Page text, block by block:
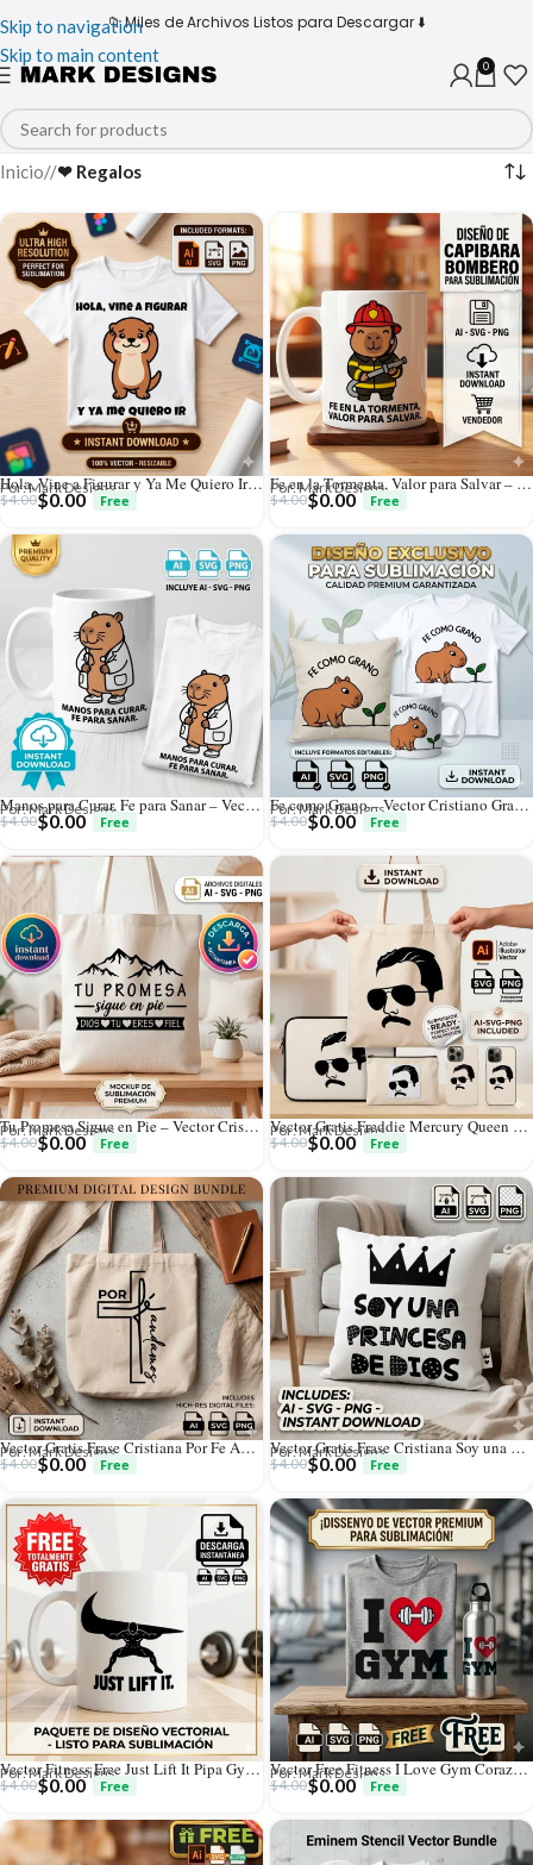
Skip to navigation
Skip to main content
📁 Miles de Archivos Listos para Descargar ⬇️
0
Inicio/ ❤ Regalos
Hola, Vine a Figurar y Ya Me Quiero Ir – Vector Nutria GRATIS para Sublimar
Por: Mark Designs
$4.00$0.00
Fe en la Tormenta, Valor para Salvar – Vector Cristiano Capibara Bombero GRATIS para Sublimar
Por: Mark Designs
$4.00$0.00
Manos para Curar, Fe para Sanar – Vector Cristiano Gratis Capibara Médico para Sublimar
Por: Mark Designs
$4.00$0.00
Fe como Grano – Vector Cristiano Gratis Capibara para Sublimar
Por: Mark Designs
$4.00$0.00
Tu Promesa Sigue en Pie – Vector Cristiano Gratis con Montañas para Sublimar
Por: Mark Designs
$4.00$0.00
Vector Gratis Freddie Mercury Queen Banda Rock SVG PNG AI
Por: Mark Designs
$4.00$0.00
Vector Gratis Frase Cristiana Por Fe Andamos Cruz SVG PNG AI
Por: Mark Designs
$4.00$0.00
Vector Gratis Frase Cristiana Soy una Princesa de Dios SVG PNG AI
Por: Mark Designs
$4.00$0.00
Vector Fitness Free Just Lift It Pipa Gym Pack Digital
Por: Mark Designs
$4.00$0.00
Vector Free Fitness I Love Gym Corazón Pack Digital para Sublimación
Por: Mark Designs
$4.00$0.00